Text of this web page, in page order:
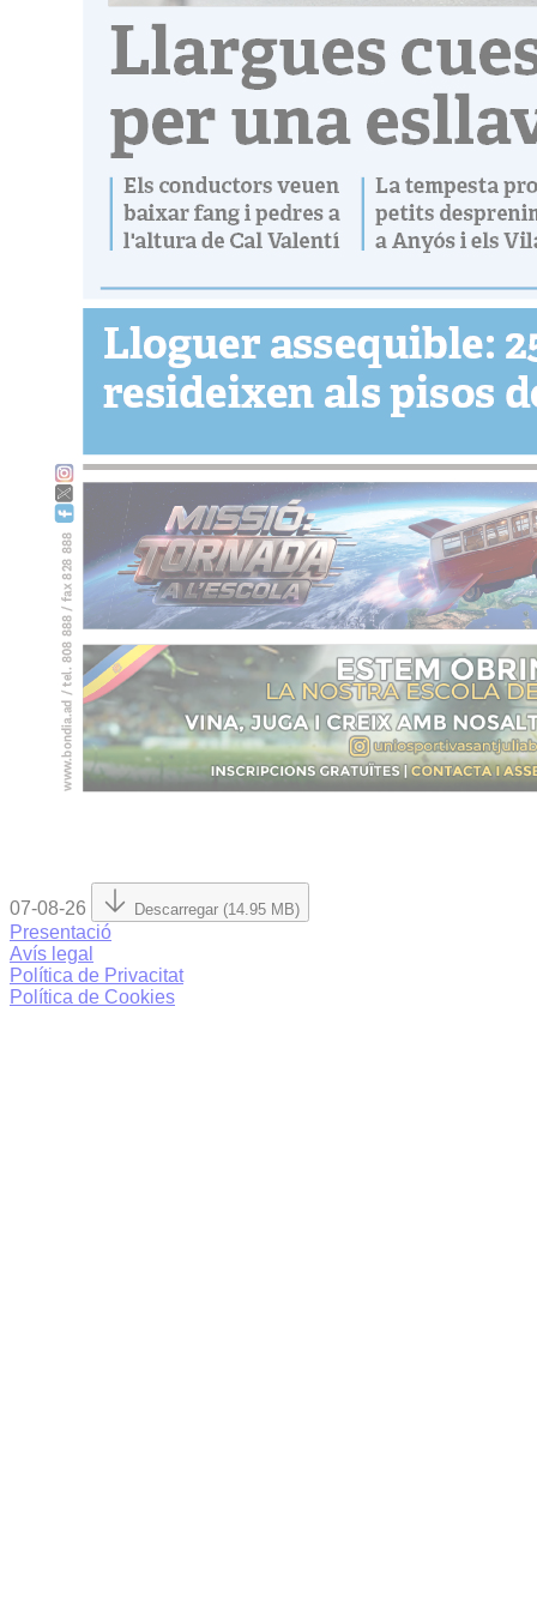
07-08-26 Descarregar (14.95 MB)
Presentació
Avís legal
Política de Privacitat
Política de Cookies